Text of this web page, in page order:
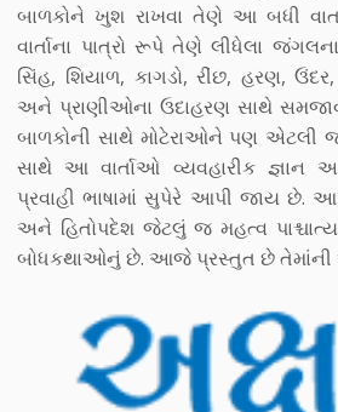
બાળકોને ખુશ રાખવા તેણે આ બધી
વાર્તાના પાત્રો રૂપે તેણે લીધેલા
સિંહ, શિયાળ, કાગડો, રીંછ, હરણ,
અને પ્રાણીઓના ઉદાહરણ સાથે
બાળકોની સાથે મોટેરાઓને પણ એટલી
સાથે આ વાર્તાઓ વ્યવહારીક જ્ઞાન
પ્રવાહી ભાષામાં સુપેરે આપી જાય છે.
અને હિતોપદેશ જેટલું જ મહત્વ
બોધકથાઓનું છે. આજે પ્રસ્તુત છે તેમાંની